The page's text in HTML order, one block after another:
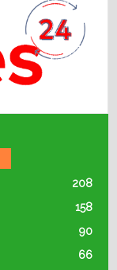
208
158
90
66